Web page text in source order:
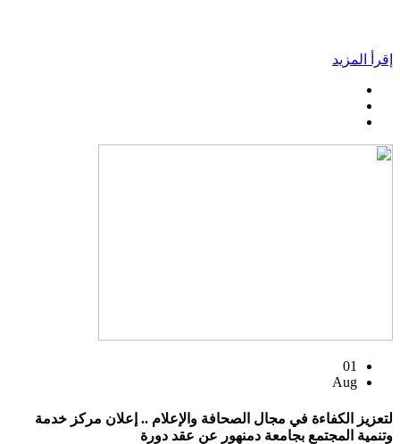
إقرأ المزيد
01
Aug
لتعزيز الكفاءة في مجال الصحافة والإعلام .. إعلان مركز خدمة
وتنمية المجتمع بجامعة دمنهور عن عقد دورة